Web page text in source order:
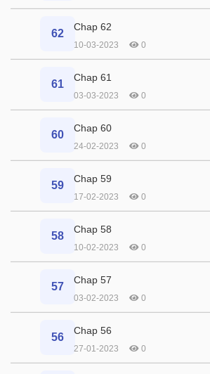
62
Chap 62
10-03-2023 0
61
Chap 61
03-03-2023 0
60
Chap 60
24-02-2023 0
59
Chap 59
17-02-2023 0
58
Chap 58
10-02-2023 0
57
Chap 57
03-02-2023 0
56
Chap 56
27-01-2023 0